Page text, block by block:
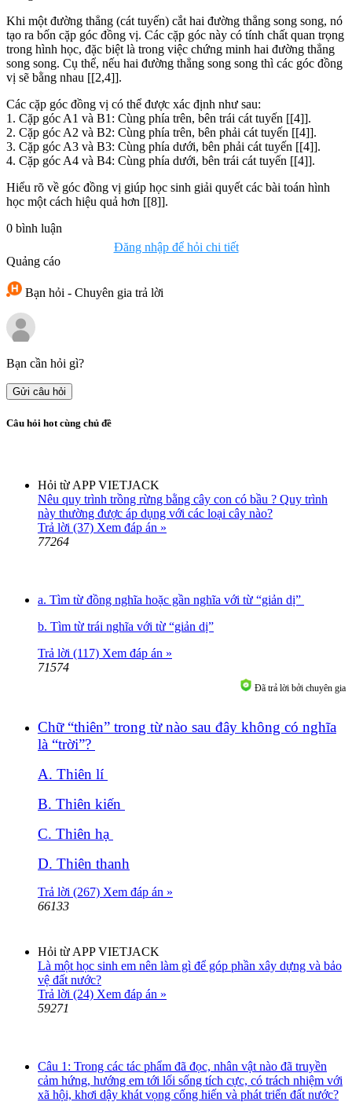
Khi một đường thẳng (cát tuyến) cắt hai đường thẳng song song, nó
tạo ra bốn cặp góc đồng vị. Các cặp góc này có tính chất quan trọng
trong hình học, đặc biệt là trong việc chứng minh hai đường thẳng
song song. Cụ thể, nếu hai đường thẳng song song thì các góc đồng
vị sẽ bằng nhau [[2,4]].
Các cặp góc đồng vị có thể được xác định như sau:
1. Cặp góc A1 và B1: Cùng phía trên, bên trái cát tuyến [[4]].
2. Cặp góc A2 và B2: Cùng phía trên, bên phải cát tuyến [[4]].
3. Cặp góc A3 và B3: Cùng phía dưới, bên phải cát tuyến [[4]].
4. Cặp góc A4 và B4: Cùng phía dưới, bên trái cát tuyến [[4]].
Hiểu rõ về góc đồng vị giúp học sinh giải quyết các bài toán hình
học một cách hiệu quả hơn [[8]].
0 bình luận
Đăng nhập để hỏi chi tiết
Quảng cáo
Bạn hỏi - Chuyên gia trả lời
Bạn cần hỏi gì?
Gửi câu hỏi
Câu hỏi hot cùng chủ đề
Hỏi từ APP VIETJACK
Nêu quy trình trồng rừng bằng cây con có bầu ? Quy trình
này thường được áp dụng với các loại cây nào?
Trả lời (37) Xem đáp án »
77264
a. Tìm từ đồng nghĩa hoặc gần nghĩa với từ “giản dị”
b. Tìm từ trái nghĩa với từ “giản dị”
Trả lời (117) Xem đáp án »
71574
Đã trả lời bởi chuyên gia
Chữ “thiên” trong từ nào sau đây không có nghĩa
là “trời”?
A. Thiên lí
B. Thiên kiến
C. Thiên hạ
D. Thiên thanh
Trả lời (267) Xem đáp án »
66133
Hỏi từ APP VIETJACK
Là một học sinh em nên làm gì để góp phần xây dựng và bảo
vệ đất nước?
Trả lời (24) Xem đáp án »
59271
Câu 1: Trong các tác phẩm đã đọc, nhân vật nào đã truyền
cảm hứng, hướng em tới lối sống tích cực, có trách nhiệm với
xã hội, khơi dậy khát vọng cống hiến và phát triển đất nước?